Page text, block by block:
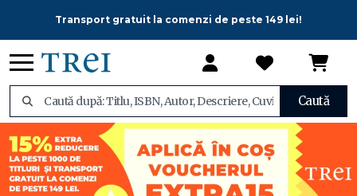
Transport gratuit la comenzi de peste 149 lei!
Caută